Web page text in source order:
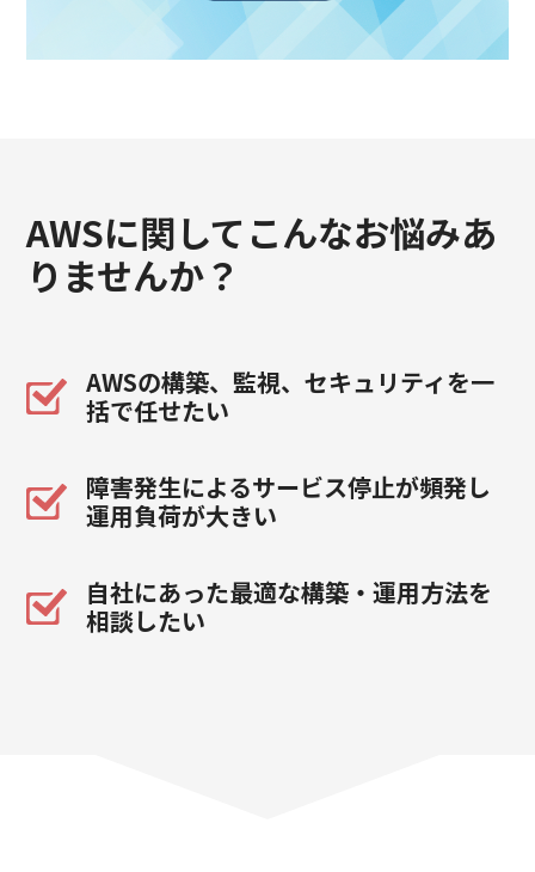
AWSに関してこんなお悩みあ
りませんか？
AWSの構築、監視、セキュリティを一
括で任せたい
障害発生によるサービス停止が頻発し
運用負荷が大きい
自社にあった最適な構築・運用方法を
相談したい